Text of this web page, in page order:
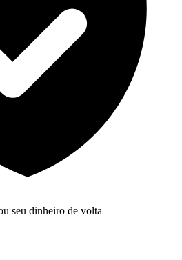
seu dinheiro de volta